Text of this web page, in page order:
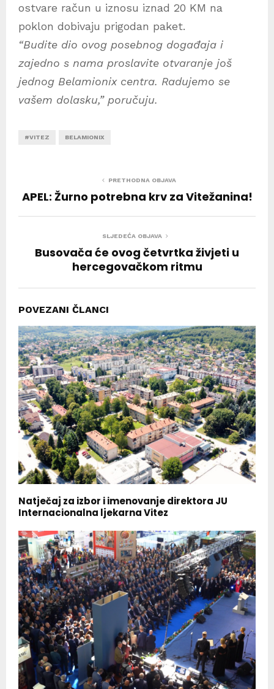
ostvare račun u iznosu iznad 20 KM na
poklon dobivaju prigodan paket.
“Budite dio ovog posebnog događaja i
zajedno s nama proslavite otvaranje još
jednog Belamionix centra. Radujemo se
vašem dolasku,” poručuju.
#VITEZ BELAMIONIX
PRETHODNA OBJAVA
APEL: Žurno potrebna krv za Vitežanina!
SLJEDEĆA OBJAVA
Busovača će ovog četvrtka živjeti u
hercegovačkom ritmu
POVEZANI ČLANCI
Natječaj za izbor i imenovanje direktora JU
Internacionalna ljekarna Vitez